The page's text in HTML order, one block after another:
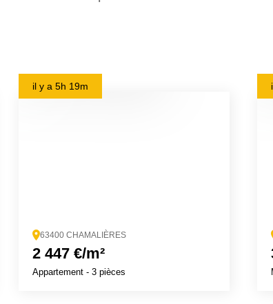
il y a 5h 19m
63400 CHAMALIÈRES
2 447 €/m²
Appartement- 3 pièces